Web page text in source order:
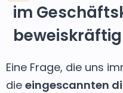
im
Eine Frage, die uns
die eingescannten